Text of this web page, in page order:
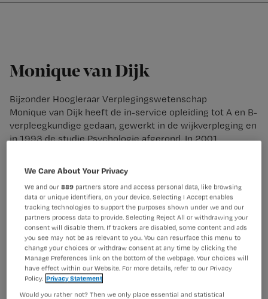
Nursing
Monique van Dijk
Bijzonder Hoogleraar Verplegingswetenschap
Monique van Dijk heeft de in-service opleiding tot A en B-
verpleegkundige gedaan, gewerkt in de wijkverpleging en
in 1993 de studie Psychologie afgerond. In 2001
pijnmeting bij pasgeborenen en jonge kinderen. In 2013
werd ze Honorary Associate Professor aan de Universiteit
van Kaapstad. Daar deed ze onderzoek op o.a. de
brandwondenafdeling en SEH van het Red Cross War
Memorial Children’s Hospital.
Sinds juni 2017 is zij aangesteld als bijzonder Hoogleraar
Verplegingswetenschap in het Erasmus MC te Rotterdam
bij de afdeling Interne Geneeskunde en Kinderheelkunde.
Haar doel is om het verpleegkundig onderzoek te
stimuleren EN positieve aandacht voor het beroep van
We Care About Your Privacy
We and our889 partners store and access personal data, like browsing
data or unique identifiers, on your device. Selecting I Accept enables
tracking technologies to support the purposes shown under we and our
partners process data to provide. Selecting Reject All or withdrawing your
consent will disable them. If trackers are disabled, some content and ads
you see may not be as relevant to you. You can resurface this menu to
change your choices or withdraw consent at any time by clicking the
Manage Preferences link on the bottom of the webpage. Your choices will
have effect within our Website. For more details, refer to our Privacy
Policy. Privacy Statement
Would you rather not? Then we only place essential and statistical